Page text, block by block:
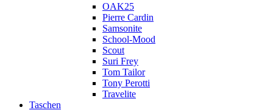
OAK25
Pierre Cardin
Samsonite
School-Mood
Scout
Suri Frey
Tom Tailor
Tony Perotti
Travelite
Taschen